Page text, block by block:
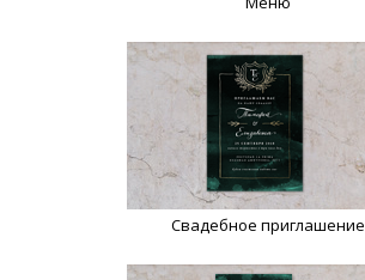
Свадебное приглашение